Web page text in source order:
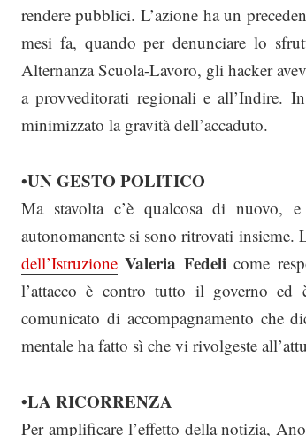
rendere pubblici. L’azione ha un
mesi fa, quando per denunciare lo
Alternanza Scuola-Lavoro, gli hacker
a provveditorati regionali e all’Indire.
minimizzato la gravità dell’accaduto.
•UN GESTO POLITICO
Ma stavolta c’è qualcosa di nuovo,
autonomanente si sono ritrovati insieme.
dell’Istruzione Valeria Fedelicome
l’attacco è contro tutto il governo ed
comunicato di accompagnamento che
mentale ha fatto sì che vi rivolgeste
•LA RICORRENZA
Per amplificare l’effetto della notizia,